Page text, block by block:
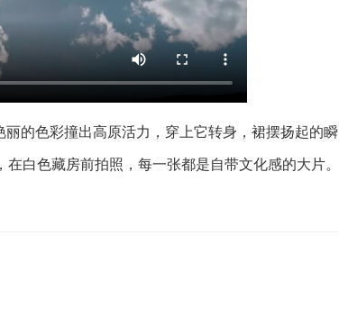
的色彩撞出高原活力，穿上它转身，裙摆扬起的瞬
白色藏房前拍照，每一张都是自带文化感的大片。